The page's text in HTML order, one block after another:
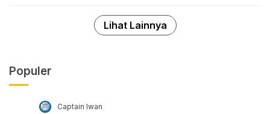
Lihat Lainnya
Populer
Captain Iwan